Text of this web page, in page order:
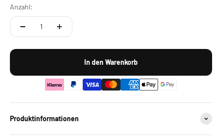
Anzahl:
In den Warenkorb
Produktinformationen